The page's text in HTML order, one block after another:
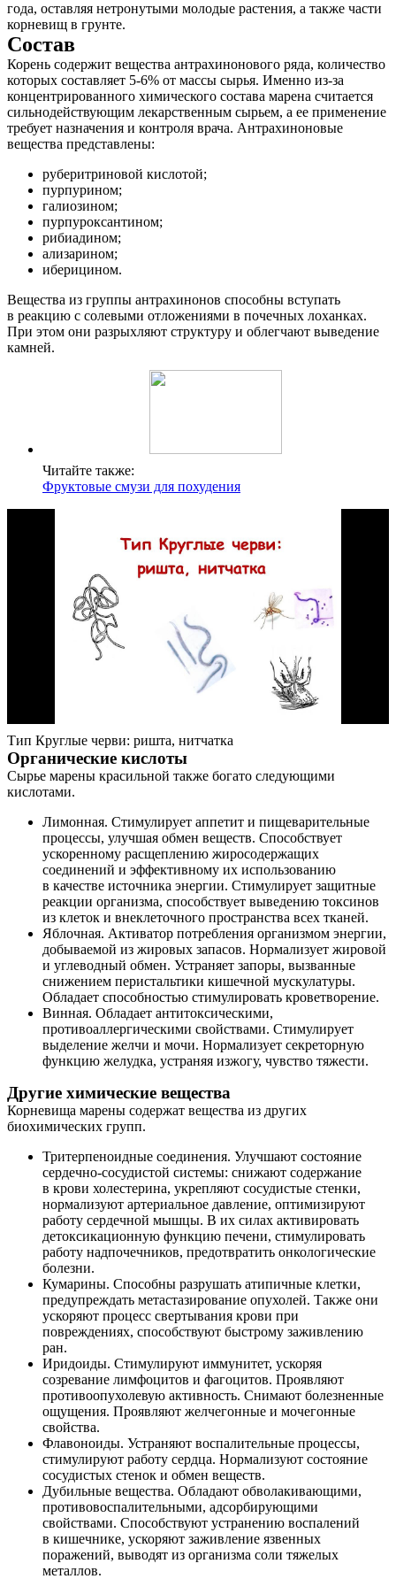
года, оставляя нетронутыми молодые растения, а также части
корневищ в грунте.
Состав
Корень содержит вещества антрахинонового ряда, количество
которых составляет 5-6% от массы сырья. Именно из-за
концентрированного химического состава марена считается
сильнодействующим лекарственным сырьем, а ее применение
требует назначения и контроля врача. Антрахиноновые
вещества представлены:
руберитриновой кислотой;
пурпурином;
галиозином;
пурпуроксантином;
рибиадином;
ализарином;
иберицином.
Вещества из группы антрахинонов способны вступать
в реакцию с солевыми отложениями в почечных лоханках.
При этом они разрыхляют структуру и облегчают выведение
камней.
Читайте также:
Фруктовые смузи для похудения
Тип Круглые черви: ришта, нитчатка
Органические кислоты
Сырье марены красильной также богато следующими
кислотами.
Лимонная. Стимулирует аппетит и пищеварительные
процессы, улучшая обмен веществ. Способствует
ускоренному расщеплению жиросодержащих
соединений и эффективному их использованию
в качестве источника энергии. Стимулирует защитные
реакции организма, способствует выведению токсинов
из клеток и внеклеточного пространства всех тканей.
Яблочная. Активатор потребления организмом энергии,
добываемой из жировых запасов. Нормализует жировой
и углеводный обмен. Устраняет запоры, вызванные
снижением перистальтики кишечной мускулатуры.
Обладает способностью стимулировать кроветворение.
Винная. Обладает антитоксическими,
противоаллергическими свойствами. Стимулирует
выделение желчи и мочи. Нормализует секреторную
функцию желудка, устраняя изжогу, чувство тяжести.
Другие химические вещества
Корневища марены содержат вещества из других
биохимических групп.
Тритерпеноидные соединения. Улучшают состояние
сердечно-сосудистой системы: снижают содержание
в крови холестерина, укрепляют сосудистые стенки,
нормализуют артериальное давление, оптимизируют
работу сердечной мышцы. В их силах активировать
детоксикационную функцию печени, стимулировать
работу надпочечников, предотвратить онкологические
болезни.
Кумарины. Способны разрушать атипичные клетки,
предупреждать метастазирование опухолей. Также они
ускоряют процесс свертывания крови при
повреждениях, способствуют быстрому заживлению
ран.
Иридоиды. Стимулируют иммунитет, ускоряя
созревание лимфоцитов и фагоцитов. Проявляют
противоопухолевую активность. Снимают болезненные
ощущения. Проявляют желчегонные и мочегонные
свойства.
Флавоноиды. Устраняют воспалительные процессы,
стимулируют работу сердца. Нормализуют состояние
сосудистых стенок и обмен веществ.
Дубильные вещества. Обладают обволакивающими,
противовоспалительными, адсорбирующими
свойствами. Способствуют устранению воспалений
в кишечнике, ускоряют заживление язвенных
поражений, выводят из организма соли тяжелых
металлов.